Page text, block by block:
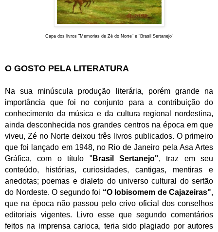
Capa dos livros "Memorias de Zé do Norte" e "Brasil Sertanejo"
O GOSTO PELA LITERATURA
Na sua minúscula produção literária, porém grande na
importância que foi no conjunto para a contribuição do
conhecimento da música e da cultura regional nordestina,
ainda desconhecida nos grandes centros na época em que
viveu, Zé no Norte deixou três livros publicados. O primeiro
que foi lançado em 1948, no Rio de Janeiro pela Asa Artes
Gráfica, com o título " Brasil Sertanejo", traz em seu
conteúdo, histórias, curiosidades, cantigas, mentiras e
anedotas; poemas e dialeto do universo cultural do sertão
do Nordeste. O segundo foi “O lobisomem de Cajazeiras",
que na época não passou pelo crivo oficial dos conselhos
editoriais vigentes. Livro esse que segundo comentários
feitos na imprensa carioca, teria sido plagiado por autores